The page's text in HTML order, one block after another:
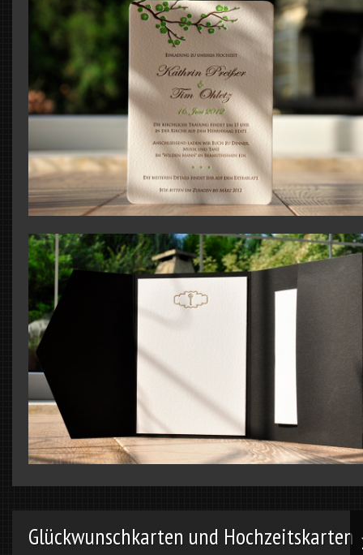
Glückwunschkarten und Hochzeitskarten